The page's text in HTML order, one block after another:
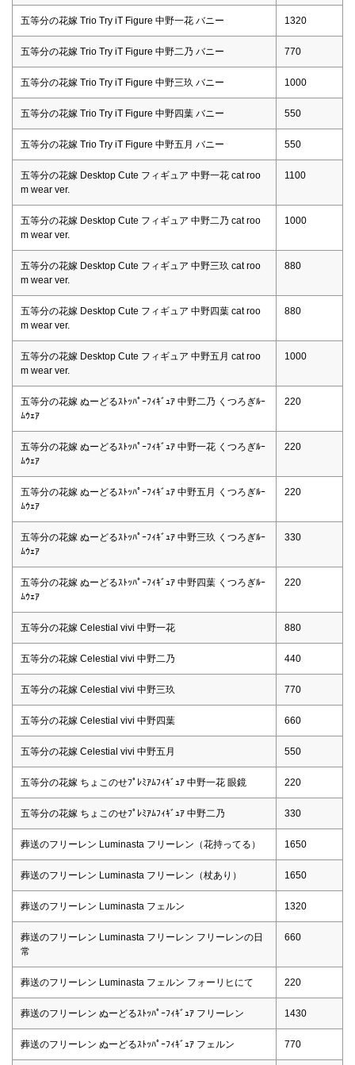
五等分の花嫁 Trio Try iT Figure 中野一花 バニー 1320
五等分の花嫁 Trio Try iT Figure 中野二乃 バニー 770
五等分の花嫁 Trio Try iT Figure 中野三玖 バニー 1000
五等分の花嫁 Trio Try iT Figure 中野四葉 バニー 550
五等分の花嫁 Trio Try iT Figure 中野五月 バニー 550
五等分の花嫁 Desktop Cute フィギュア 中野一花 cat roo
m wear ver.
1100
五等分の花嫁 Desktop Cute フィギュア 中野二乃 cat roo
m wear ver.
1000
五等分の花嫁 Desktop Cute フィギュア 中野三玖 cat roo
m wear ver.
880
五等分の花嫁 Desktop Cute フィギュア 中野四葉 cat roo
m wear ver.
880
五等分の花嫁 Desktop Cute フィギュア 中野五月 cat roo
m wear ver.
1000
五等分の花嫁 ぬーどるｽﾄｯﾊﾟｰﾌｨｷﾞｭｱ 中野二乃 くつろぎﾙｰ
ﾑｳｪｱ
220
五等分の花嫁 ぬーどるｽﾄｯﾊﾟｰﾌｨｷﾞｭｱ 中野一花 くつろぎﾙｰ
ﾑｳｪｱ
220
五等分の花嫁 ぬーどるｽﾄｯﾊﾟｰﾌｨｷﾞｭｱ 中野五月 くつろぎﾙｰ
ﾑｳｪｱ
220
五等分の花嫁 ぬーどるｽﾄｯﾊﾟｰﾌｨｷﾞｭｱ 中野三玖 くつろぎﾙｰ
ﾑｳｪｱ
330
五等分の花嫁 ぬーどるｽﾄｯﾊﾟｰﾌｨｷﾞｭｱ 中野四葉 くつろぎﾙｰ
ﾑｳｪｱ
220
五等分の花嫁 Celestial vivi 中野一花 880
五等分の花嫁 Celestial vivi 中野二乃 440
五等分の花嫁 Celestial vivi 中野三玖 770
五等分の花嫁 Celestial vivi 中野四葉 660
五等分の花嫁 Celestial vivi 中野五月 550
五等分の花嫁 ちょこのせﾌﾟﾚﾐｱﾑﾌｨｷﾞｭｱ 中野一花 眼鏡 220
五等分の花嫁 ちょこのせﾌﾟﾚﾐｱﾑﾌｨｷﾞｭｱ 中野二乃 330
葬送のフリーレン Luminasta フリーレン（花持ってる） 1650
葬送のフリーレン Luminasta フリーレン（杖あり） 1650
葬送のフリーレン Luminasta フェルン 1320
葬送のフリーレン Luminasta フリーレン フリーレンの日
常
660
葬送のフリーレン Luminasta フェルン フォーリヒにて 220
葬送のフリーレン ぬーどるｽﾄｯﾊﾟｰﾌｨｷﾞｭｱ フリーレン 1430
葬送のフリーレン ぬーどるｽﾄｯﾊﾟｰﾌｨｷﾞｭｱ フェルン 770